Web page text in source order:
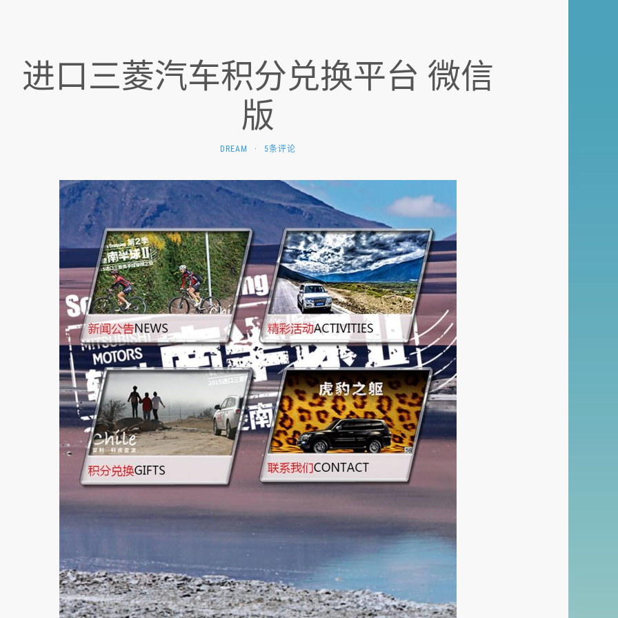
进口三菱汽车积分兑换平台 微信
版
DREAM · 5条评论